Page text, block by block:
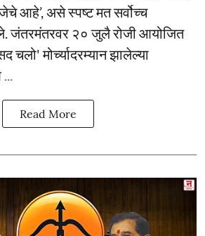
आहे’, असे स्पष्ट मत सर्वोच्च
जंतरमंतरवर २० जुलै रोजी आयोजित
मोर्च्यादरम्यान झालेल्या
Read More